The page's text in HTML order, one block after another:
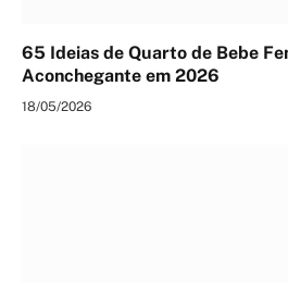
65 Ideias de Quarto de Bebe
Aconchegante em 2026
18/05/2026